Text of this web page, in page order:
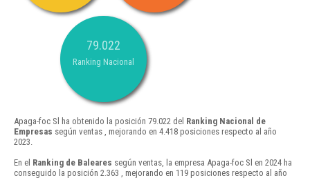
79.022
Ranking Nacional
Apaga-foc Sl ha obtenido la posición 79.022 del Ranking Nacional de
Empresas según ventas , mejorando en 4.418 posiciones respecto al año
2023.
En el Ranking de Baleares según ventas, la empresa Apaga-foc Sl en 2024 ha
conseguido la posición 2.363 , mejorando en 119 posiciones respecto al año